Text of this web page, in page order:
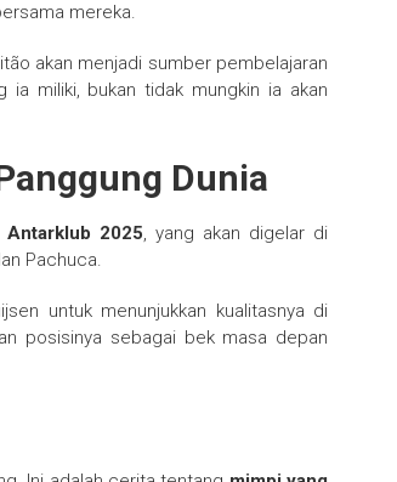
mereka.
akan menjadi sumber pembelajaran
ia miliki, bukan tidak mungkin ia akan
Dunia
Antarklub 2025, yang akan digelar di
Pachuca.
untuk menunjukkan kualitasnya di
posisinya sebagai bek masa depan